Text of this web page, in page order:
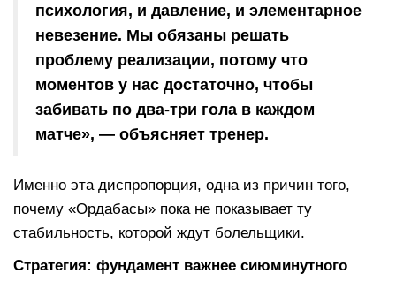
психология, и давление, и элементарное
невезение. Мы обязаны решать
проблему реализации, потому что
моментов у нас достаточно, чтобы
забивать по два-три гола в каждом
матче», — объясняет тренер.
Именно эта диспропорция, одна из причин того,
почему «Ордабасы» пока не показывает ту
стабильность, которой ждут болельщики.
Стратегия: фундамент важнее сиюминутного